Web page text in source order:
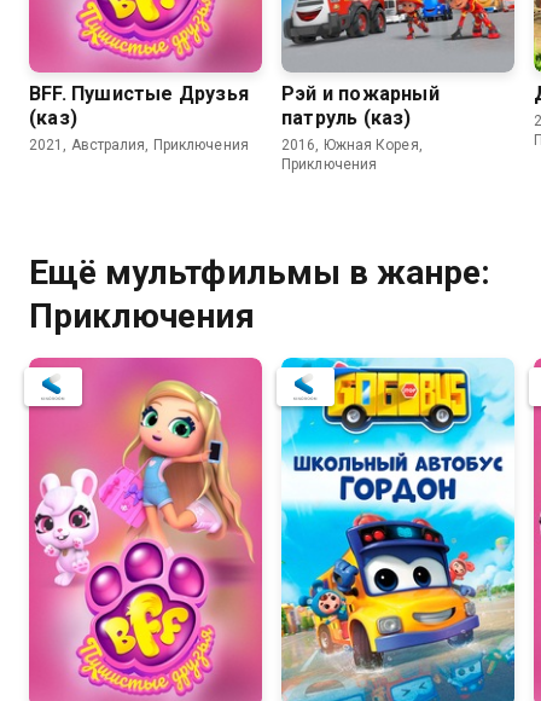
BFF. Пушистые Друзья
(каз)
2021, Австралия, Приключения
Рэй и пожарный
патруль (каз)
2016, Южная Корея,
Приключения
Ещё мультфильмы в жанре:
Приключения